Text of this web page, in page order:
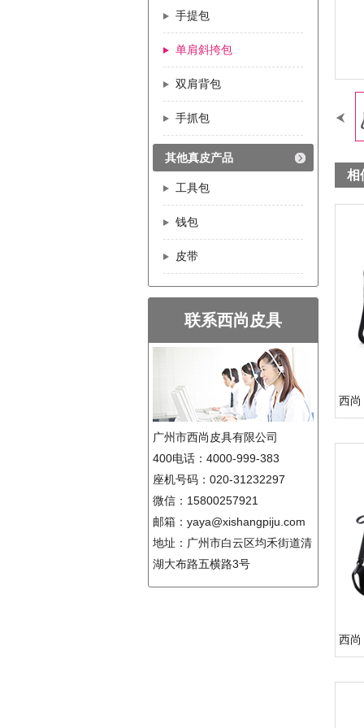
手提包
单肩斜挎包
双肩背包
手抓包
其他真皮产品
工具包
钱包
皮带
联系西尚皮具
广州市西尚皮具有限公司
400电话：4000-999-383
座机号码：020-31232297
微信：15800257921
邮箱：yaya@xishangpiju.com
地址：广州市白云区均禾街道清
湖大布路五横路3号
相
西尚
西